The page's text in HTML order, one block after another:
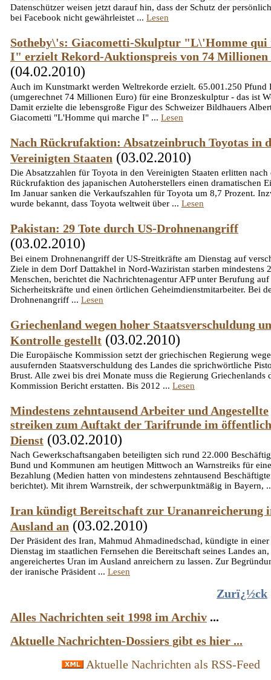
Datenschützer weisen jetzt darauf hin, dass der Schutz der
bei Facebook nicht gewährleistet ... Lesen
Sotheby\'s: Giacometti-Skulptur "L\'Homme qui
I" erzielt Rekord-Auktionspreis von 74 Millionen
(04.02.2010)
Auch im Kunstmarkt werden Weltrekorde erzielt. 65.001.250 Pfund
(umgerechnet 74 Millionen Euro) für eine Bronzeskulptur - das ist
Damit erzielte die lebensgroße Figur des Schweizer Bildhauers
Giacometti "L'Homme qui marche I" ... Lesen
Nach Rückrufaktion: Absatzeinbruch Toyotas in
Vereinigten Staaten (03.02.2010)
Die Absatzzahlen für Toyota in den Vereinigten Staaten erlitten nach
Rückrufaktion des japanischen Autoherstellers einen dramatischen
Im Januar sanken die Verkaufszahlen für Toyota um 8,7 Prozent.
wurde bekannt, dass Toyota weltweit über ... Lesen
Pakistan: 29 Tote durch US-Drohnenangriff
(03.02.2010)
Bei einem Drohnenangriff der US-Streitkräfte am Dienstag auf
Ziele in dem Dorf Dattakhel in Nord-Waziristan starben mindestens
Menschen, berichtet die Nachrichtenagentur AFP unter Berufung auf
Sicherheitskräfte und einen örtlichen Geheimdienstmitarbeiter. Bei
Drohnenangriff ... Lesen
Griechenland wegen hoher Staatsverschuldung
Kontrolle gestellt (03.02.2010)
Die Europäische Kommission setzt der griechischen Regierung
ausufernden Staatsverschuldung des Landes die sprichwörtliche
Brust. Alle zwei bis drei Monate muss die Regierung Griechenlands
Kommission Bericht erstatten. Bis 2012 ... Lesen
Mindestens zehntausend Arbeiter und Angestellte
streiken zum Auftakt der Tarifrunde im
Dienst (03.02.2010)
Nach Gewerkschaftsangaben beteiligten sich rund 22.000
Bund und Kommunen am heutigen Mittwoch an Warnstreiks für
Bezahlung (Medien hatten von mindestens zehntausend
berichtet). Mit ihrem Warnstreik, der schwerpunktmäßig in Bayern,
Iran kündigt Bereitschaft zur Urananreicherung
Ausland an (03.02.2010)
Der Präsident des Iran, Mahmud Ahmadinedschad, kündigte in einer
Dienstag im staatlichen Fernsehen die Bereitschaft seines Landes
angereichertes Uran im Ausland anreichern zu lassen. Zur
der iranische Präsident ... Lesen
Zurï¿½ck
Alles Nachrichten seit 1998 im Archiv ...
Aktuelle Nachrichten-Dossiers gibt es hier ...
Aktuelle Nachrichten als RSS-Feed